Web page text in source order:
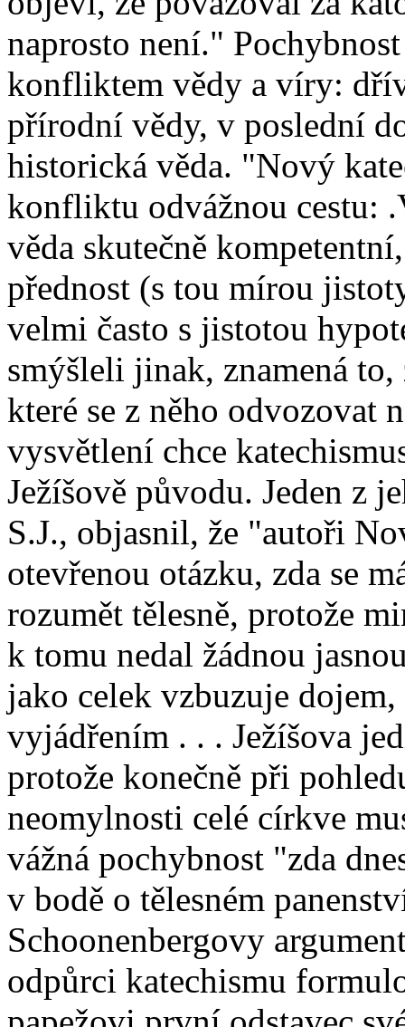
naprosto není."
konfliktem vědy a víry:
přírodní vědy, v poslední
historická věda. "Nový
konfliktu odvážnou cestu:
věda skutečně
přednost (s tou mírou
velmi často s jistotou
smýšleli jinak, znamená
které se z něho odvozovat
vysvětlení chce
Ježíšově původu. Jeden z
S.J., objasnil, že "autoři
otevřenou otázku, zda se
rozumět tělesně, protože
k tomu nedal žádnou
jako celek vzbuzuje
vyjádřením . . . Ježíšova
protože konečně při
neomylnosti celé církve
vážná pochybnost "zda
v bodě o tělesném
Schoonenbergovy
odpůrci katechismu